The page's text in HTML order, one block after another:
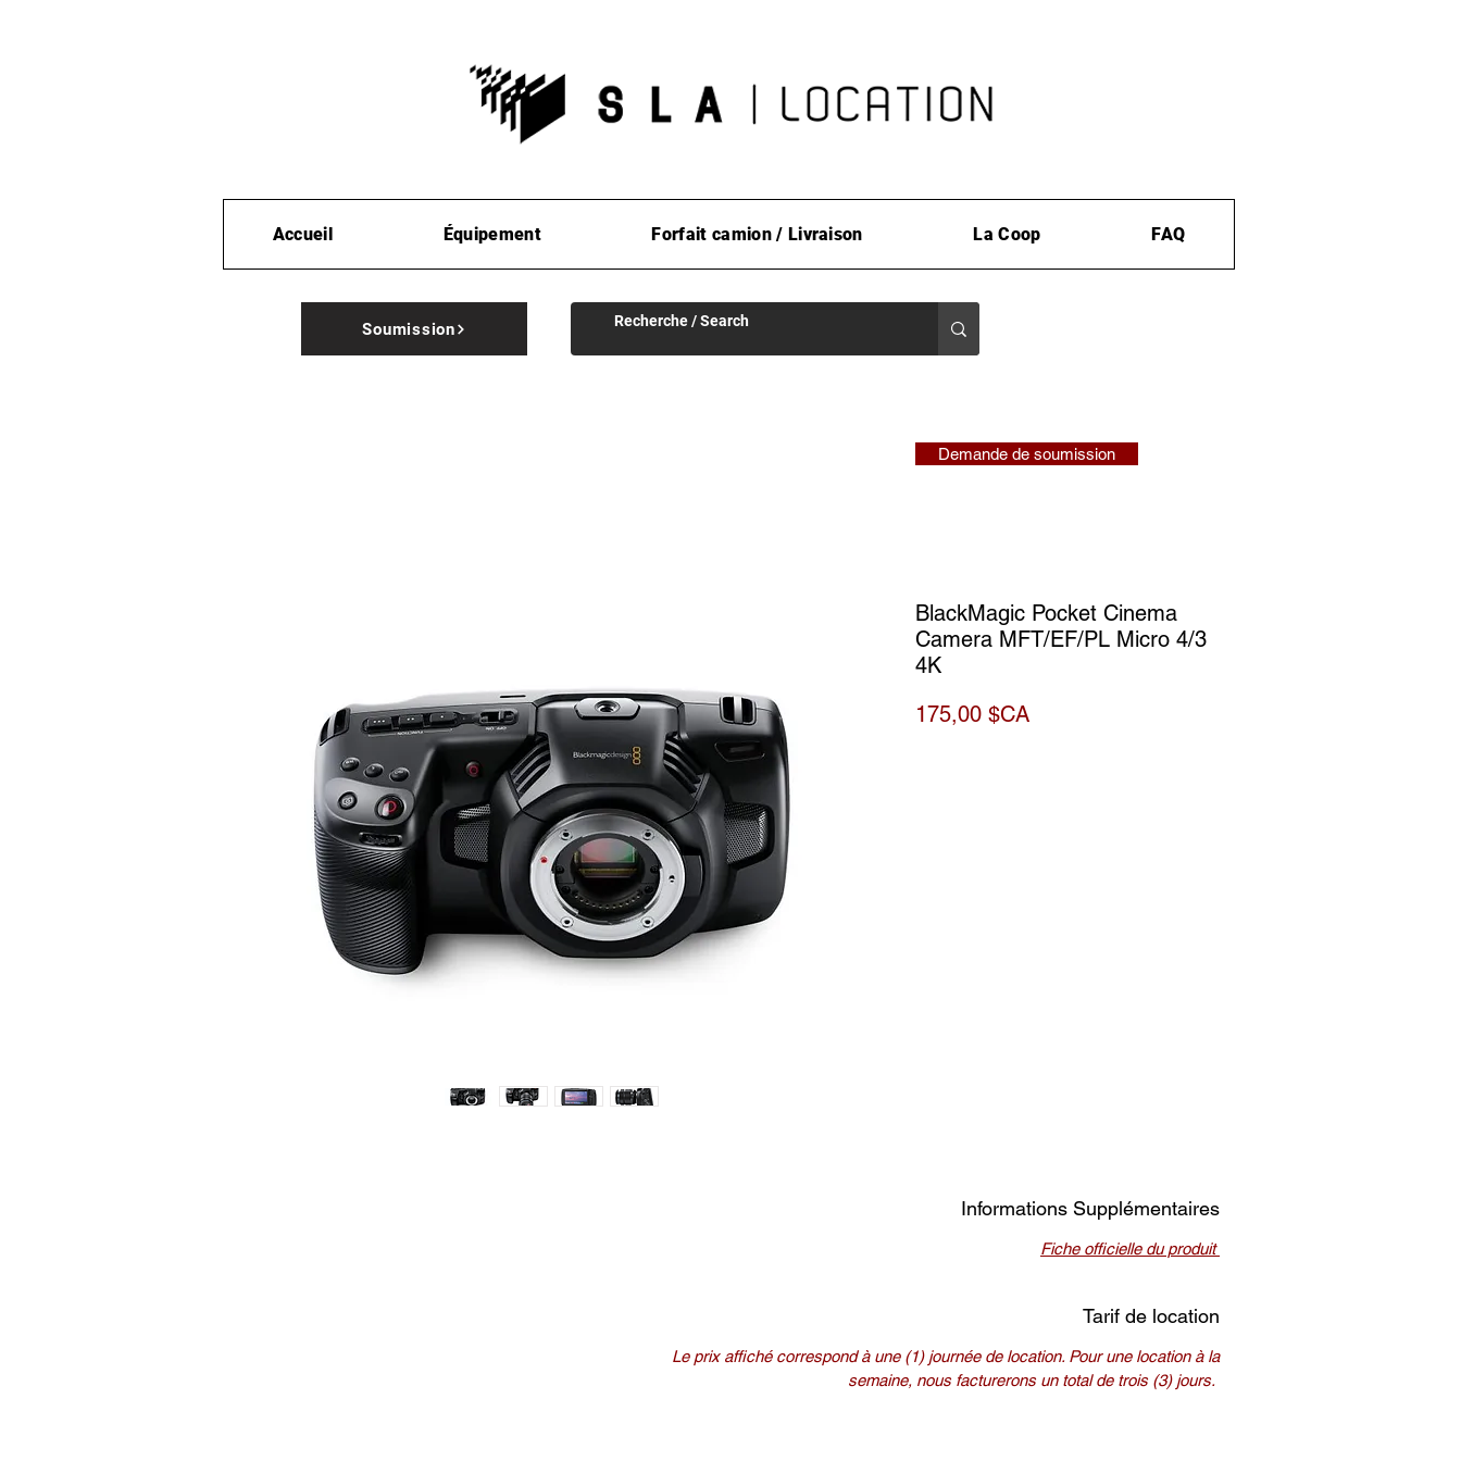
Accueil Équipement Forfait camion / Livraison La Coop FAQ
Soumission
BlackMagic Pocket Cinema
Camera MFT/EF/PL Micro 4/3
4K
175,00 $CAPrix
Informations Supplémentaires
Fiche officielle du produit
Tarif de location
Le prix affiché correspond à une (1) journée de location. Pour une location à la
semaine, nous facturerons un total de trois (3) jours.
Demande de soumission